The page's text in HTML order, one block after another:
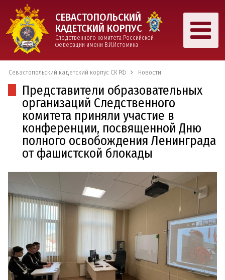
СЕВАСТОПОЛЬСКИЙ
КАДЕТСКИЙ КОРПУС
Следственного комитета Российской
Федерации имени В.И.Истомина
Севастопольский кадетский корпус СК РФ Новости
Представители образовательных
организаций Следственного
комитета приняли участие в
конференции, посвященной Дню
полного освобождения Ленинграда
от фашистской блокады